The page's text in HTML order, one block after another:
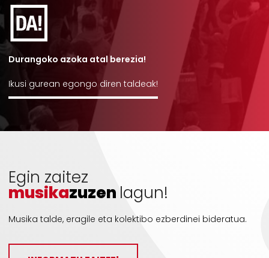
Durangoko azoka atal berezia!
Ikusi gurean egongo diren taldeak!
Egin zaitez
musikazuzen lagun!
Musika talde, eragile eta kolektibo ezberdinei bideratua.